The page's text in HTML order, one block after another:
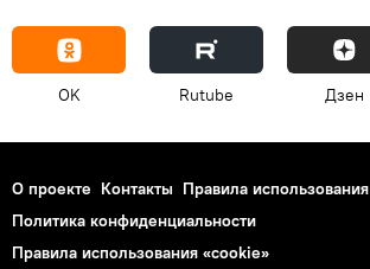
OK Rutube Дзен
О проекте Контакты Правила использования
Политика конфиденциальности
Правила использования «cookie»